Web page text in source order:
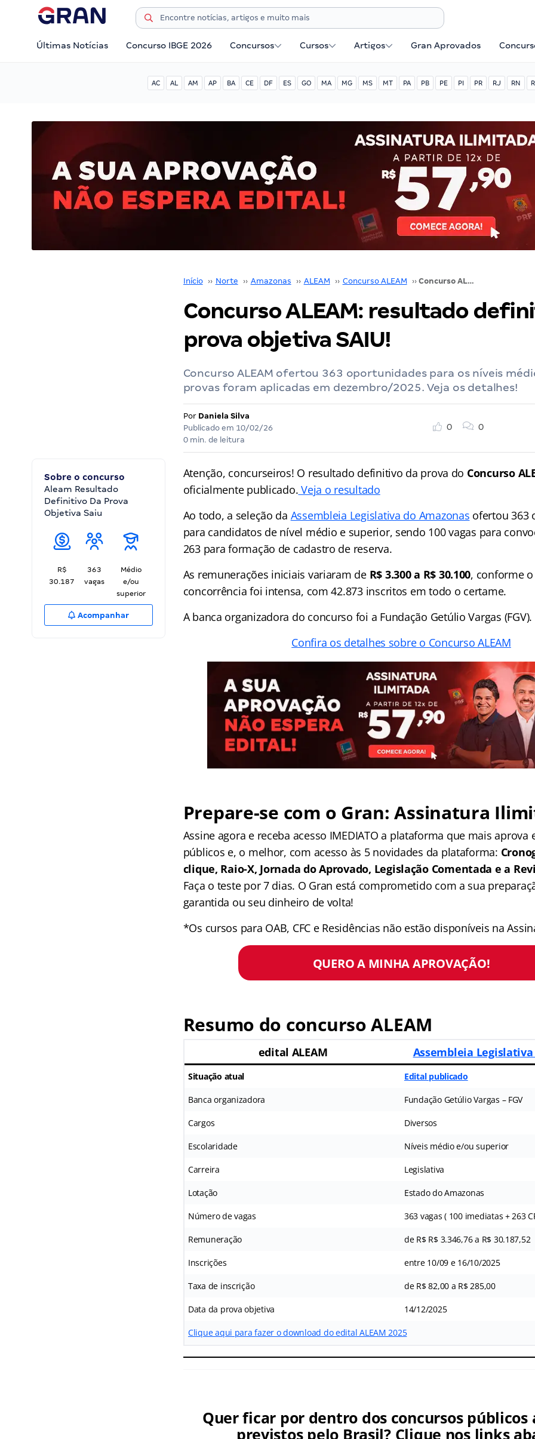
Últimas Notícias Concurso IBGE 2026 Concursos Cursos Artigos Gran Aprovados
AC AL AM AP BA CE DF ES GO MA MG MS MT PA PB PE PI PR RJ RN
Início ›› Norte ›› Amazonas ›› ALEAM ›› Concurso ALEAM ›› Concurso ALEAM: resultado definitivo da prova objetiva SAIU!
Concurso ALEAM: resultado
prova objetiva SAIU!
Concurso ALEAM ofertou 363 oportunidades para os níveis
provas foram aplicadas em dezembro/2025. Veja os detalhes!
Por Daniela Silva
Publicado em 10/02/26
0 min. de leitura
0 0
Sobre o concurso
Aleam Resultado
Definitivo Da Prova
Objetiva Saiu
R$
30.187
363
vagas
Médio
e/ou
superior
Acompanhar
Atenção, concurseiros! O resultado definitivo da prova do Concurso
oficialmente publicado. Veja o resultado
Ao todo, a seleção da Assembleia Legislativa do Amazonas ofertou 363
para candidatos de nível médio e superior, sendo 100 vagas para
263 para formação de cadastro de reserva.
As remunerações iniciais variaram de R$ 3.300 a R$ 30.100, conforme
concorrência foi intensa, com 42.873 inscritos em todo o certame.
A banca organizadora do concurso foi a Fundação Getúlio Vargas (FGV).
Confira os detalhes sobre o Concurso ALEAM
Prepare-se com o Gran: Assinatura
Assine agora e receba acesso IMEDIATO a plataforma que mais aprova
públicos e, o melhor, com acesso às 5 novidades da plataforma:
clique, Raio-X, Jornada do Aprovado, Legislação Comentada e a
Faça o teste por 7 dias. O Gran está comprometido com a sua
garantida ou seu dinheiro de volta!
*Os cursos para OAB, CFC e Residências não estão disponíveis na
QUERO A MINHA APROVAÇÃO!
Resumo do concurso ALEAM
edital ALEAM Assembleia
Situação atual Edital publicado
Banca organizadora Fundação Getúlio Vargas – FGV
Cargos Diversos
Escolaridade Níveis médio e/ou superior
Carreira Legislativa
Lotação Estado do Amazonas
Número de vagas 363 vagas ( 100 imediatas + 263
Remuneração de R$ R$ 3.346,76 a R$ 30.187,52
Inscrições entre 10/09 e 16/10/2025
Taxa de inscrição de R$ 82,00 a R$ 285,00
Data da prova objetiva 14/12/2025
Clique aqui para fazer o download do edital ALEAM 2025
Quer ficar por dentro dos concursos públicos
previstos pelo Brasil? Clique nos links